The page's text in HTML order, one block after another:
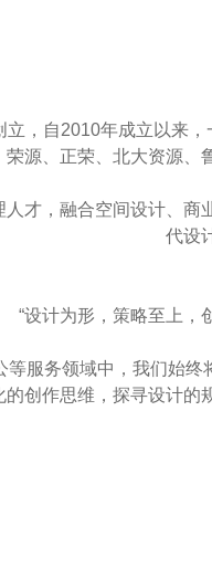
，自2010年成立以来
荣源、正荣、北大资源、
才，融合空间设计、
代设
“设计为形，策略至上，
服务领域中，我们始
创作思维，探寻设计